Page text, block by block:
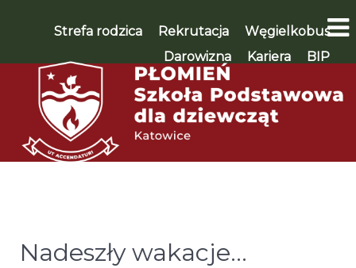
Strefa rodzica Rekrutacja
Węgielkobus
Darowizna
Kariera BIP
WSPIERAM 🡪
Nadeszły wakacje…